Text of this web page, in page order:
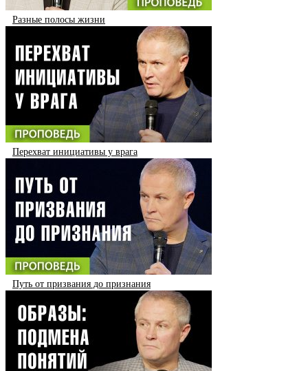
Разные полосы жизни
Перехват инициативы у врага
Путь от призвания до признания